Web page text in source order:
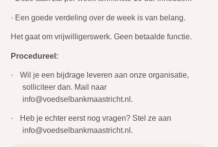
· Een goede verdeling over de week is van belang.
Het gaat om vrijwilligerswerk. Geen betaalde functie.
Procedureel:
·
Wil je een bijdrage leveren aan onze organisatie,
solliciteer dan. Mail naar
info@voedselbankmaastricht.nl.
·
Heb je echter eerst nog vragen? Stel ze aan
info@voedselbankmaastricht.nl.